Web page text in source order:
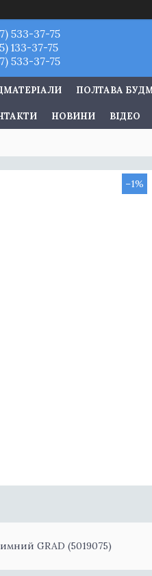
533-37-75
133-37-75
533-37-75
ПОЛТАВА
НОВИНИ ВІДЕО
–1%
GRAD (5019075)